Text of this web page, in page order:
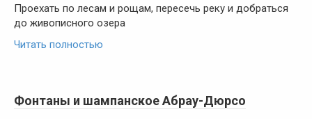
Проехать по лесам и рощам, пересечь реку и добраться
до живописного озера
Читать полностью
Фонтаны и шампанское Абрау-Дюрсо